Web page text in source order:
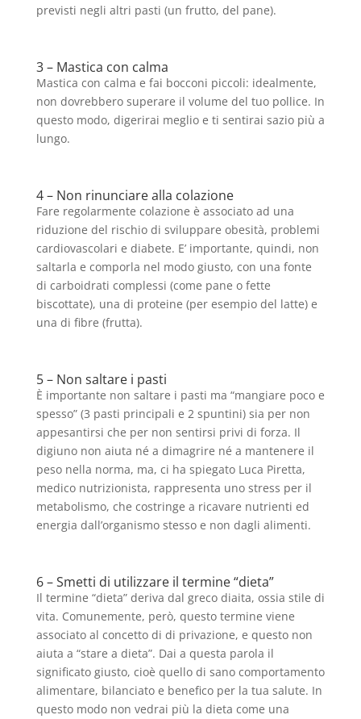
previsti negli altri pasti (un frutto, del pane).
3 – Mastica con calma
Mastica con calma e fai bocconi piccoli: idealmente,
non dovrebbero superare il volume del tuo pollice. In
questo modo, digerirai meglio e ti sentirai sazio più a
lungo.
4 – Non rinunciare alla colazione
Fare regolarmente colazione è associato ad una
riduzione del rischio di sviluppare obesità, problemi
cardiovascolari e diabete. E’ importante, quindi, non
saltarla e comporla nel modo giusto, con una fonte
di carboidrati complessi (come pane o fette
biscottate), una di proteine (per esempio del latte) e
una di fibre (frutta).
5 – Non saltare i pasti
È importante non saltare i pasti ma “mangiare poco e
spesso” (3 pasti principali e 2 spuntini) sia per non
appesantirsi che per non sentirsi privi di forza. Il
digiuno non aiuta né a dimagrire né a mantenere il
peso nella norma, ma, ci ha spiegato Luca Piretta,
medico nutrizionista, rappresenta uno stress per il
metabolismo, che costringe a ricavare nutrienti ed
energia dall’organismo stesso e non dagli alimenti.
6 – Smetti di utilizzare il termine “dieta”
Il termine “dieta” deriva dal greco diaita, ossia stile di
vita. Comunemente, però, questo termine viene
associato al concetto di di privazione, e questo non
aiuta a “stare a dieta”. Dai a questa parola il
significato giusto, cioè quello di sano comportamento
alimentare, bilanciato e benefico per la tua salute. In
questo modo non vedrai più la dieta come una